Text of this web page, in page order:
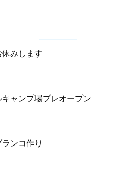
みします
ャンプ場プレオープン
ンコ作り